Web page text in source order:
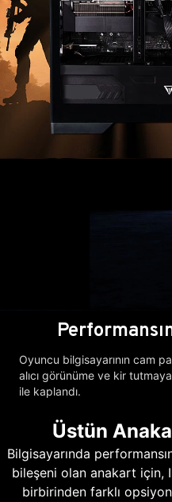
Oyuncu bilgisayarının cam
alıcı görünüme ve kir
ile kaplandı.
Üstün
Bilgisayarında
bileşeni olan anakart için,
birbirinden farklı